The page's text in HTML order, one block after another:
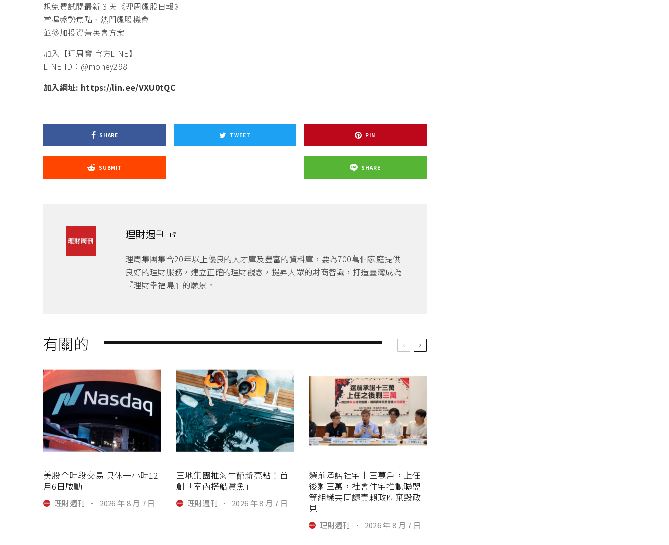
想免費試閱最新 3 天《理周飆股日報》
掌握盤勢焦點、熱門飆股機會
並參加投資菁英會方案
加入【理周寶 官方LINE】
LINE ID：@money298
加入網址: https://lin.ee/VXU0tQC
SHARE TWEET PIN
SUBMIT SHARE
理財週刊
理周集團集合20年以上優良的人才庫及豐富的資料庫，要為700萬個家庭提供
良好的理財服務，建立正確的理財觀念，提昇大眾的財商智識，打造臺灣成為
『理財幸福島』的願景。
有關的
美股全時段交易 只休一小時12
月6日啟動
理財週刊 · 2026 年 8 月 7 日
三地集團推海生館新亮點！首
創「室內搭船賞魚」
理財週刊 · 2026 年 8 月 7 日
選前承諾社宅十三萬戶，上任
後剩三萬，社會住宅推動聯盟
等組織共同譴責賴政府棄毀政
見
理財週刊 · 2026 年 8 月 7 日